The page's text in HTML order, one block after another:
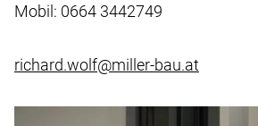
Mobil: 0664 3442749
richard.wolf@miller-bau.at